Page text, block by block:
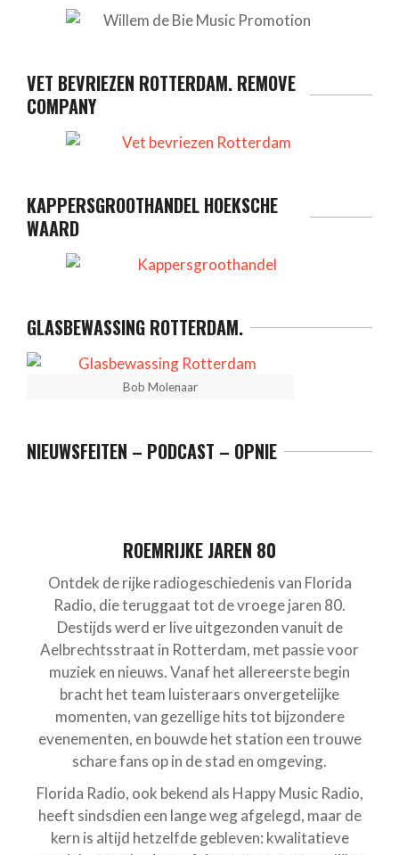
VET BEVRIEZEN ROTTERDAM. REMOVE
COMPANY
KAPPERSGROOTHANDEL HOEKSCHE
WAARD
GLASBEWASSING ROTTERDAM.
Bob Molenaar
NIEUWSFEITEN – PODCAST – OPNIE
ROEMRIJKE JAREN 80
Ontdek de rijke radiogeschiedenis van Florida
Radio, die teruggaat tot de vroege jaren 80.
Destijds werd er live uitgezonden vanuit de
Aelbrechtsstraat in Rotterdam, met passie voor
muziek en nieuws. Vanaf het allereerste begin
bracht het team luisteraars onvergetelijke
momenten, van gezellige hits tot bijzondere
evenementen, en bouwde het station een trouwe
schare fans op in de stad en omgeving.
Florida Radio, ook bekend als Happy Music Radio,
heeft sindsdien een lange weg afgelegd, maar de
kern is altijd hetzelfde gebleven: kwalitatieve